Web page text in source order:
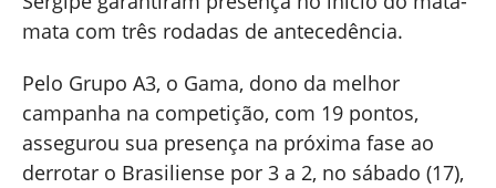
mata com três rodadas de antecedência.
Pelo Grupo A3, o Gama, dono da melhor
campanha na competição, com 19 pontos,
assegurou sua presença na próxima fase ao
derrotar o Brasiliense por 3 a 2, no sábado (17),